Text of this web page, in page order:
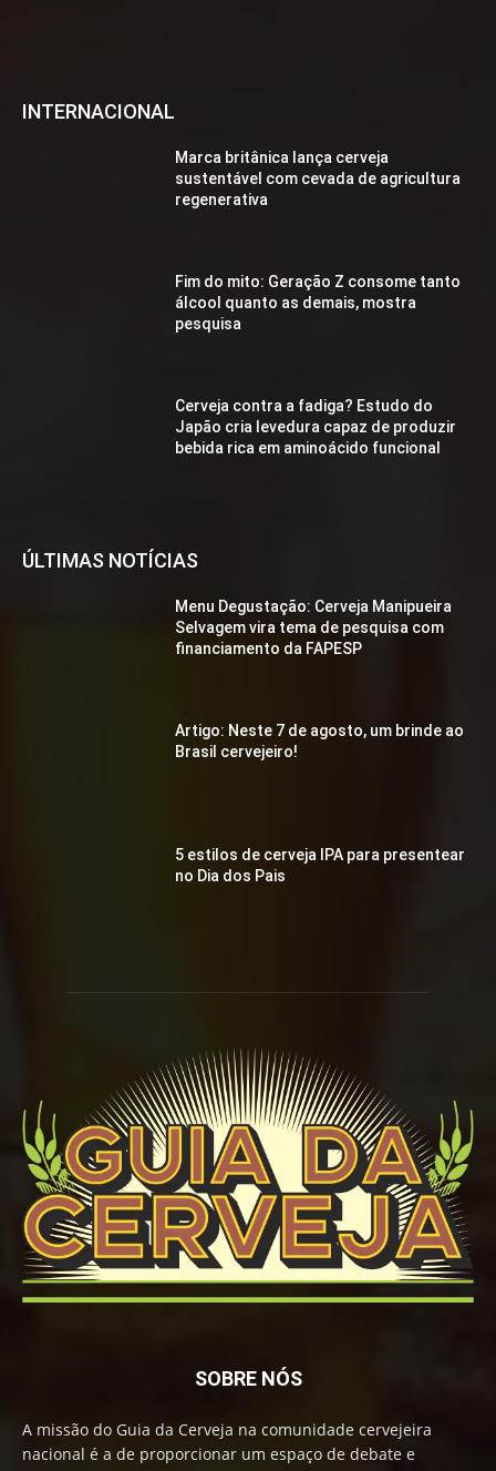
INTERNACIONAL
Marca britânica lança cerveja
sustentável com cevada de agricultura
regenerativa
Fim do mito: Geração Z consome tanto
álcool quanto as demais, mostra
pesquisa
Cerveja contra a fadiga? Estudo do
Japão cria levedura capaz de produzir
bebida rica em aminoácido funcional
ÚLTIMAS NOTÍCIAS
Menu Degustação: Cerveja Manipueira
Selvagem vira tema de pesquisa com
financiamento da FAPESP
Artigo: Neste 7 de agosto, um brinde ao
Brasil cervejeiro!
5 estilos de cerveja IPA para presentear
no Dia dos Pais
SOBRE NÓS
A missão do Guia da Cerveja na comunidade cervejeira
nacional é a de proporcionar um espaço de debate e